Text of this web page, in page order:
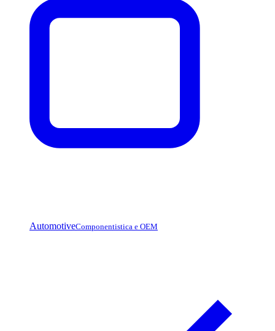
AutomotiveComponentistica e OEM